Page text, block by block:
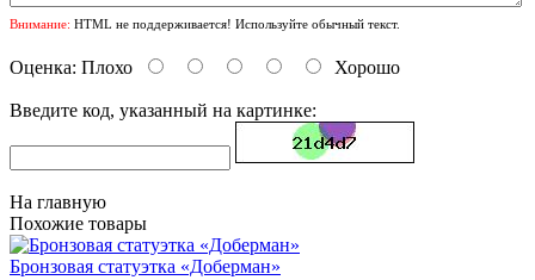
Внимание: HTML не поддерживается! Используйте обычный текст.
Оценка: Плохо Хорошо
Введите код, указанный на картинке:
На главную
Похожие товары
Бронзовая статуэтка «Доберман»